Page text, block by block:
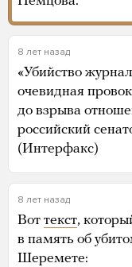
8 лет назад
«Убийство
очевидная
до взрыва
российский
(Интерфакс)
8 лет назад
Вот текст,
в память об
Шеремете: